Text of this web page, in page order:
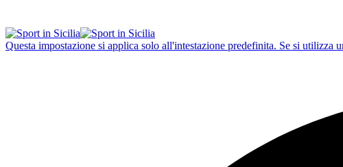
Questa impostazione si applica solo all'intestazione predefinita. Se si